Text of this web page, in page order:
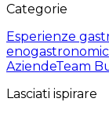
Categorie
Esperienze
AziendeTeam
Lasciati ispirare